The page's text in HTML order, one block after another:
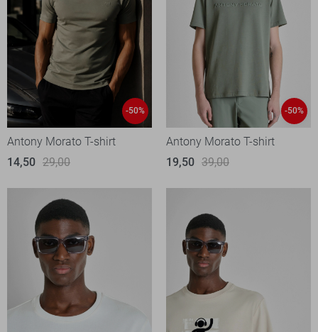
-50%
Antony Morato T-shirt
14,50 29,00
-50%
Antony Morato T-shirt
19,50 39,00